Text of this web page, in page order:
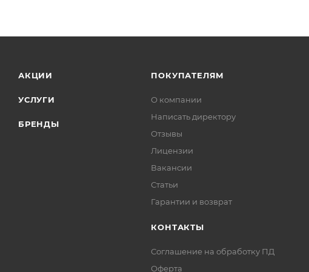
АКЦИИ
УСЛУГИ
БРЕНДЫ
ПОКУПАТЕЛЯМ
О компании
Написать директору
Отзывы
Лицензии
Вакансии
Статьи
Гарантии и возврат
КОНТАКТЫ
Соглашение на обработку ПД
Оферта